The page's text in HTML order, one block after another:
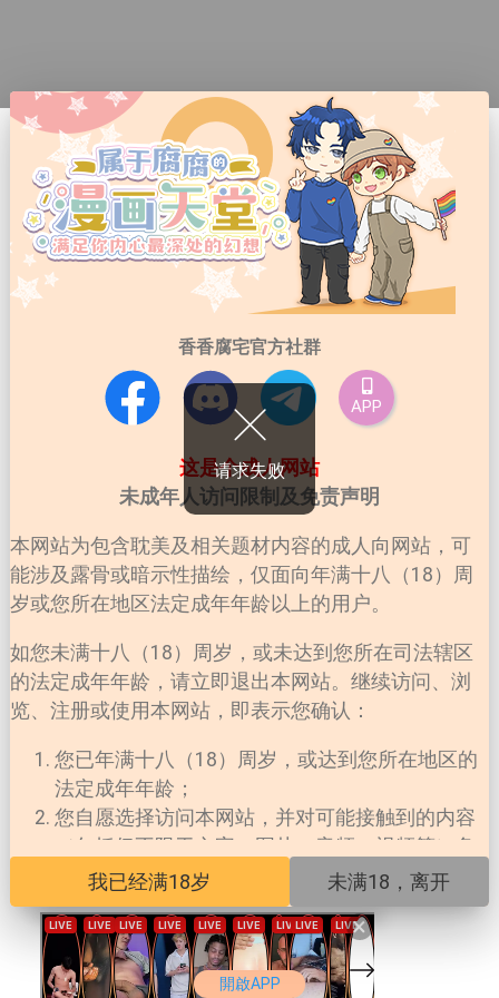
開啟APP
香香腐宅官方社群
APP
这是个成人网站
未成年人访问限制及免责声明
本网站为包含耽美及相关题材内容的成人向网站，可
能涉及露骨或暗示性描绘，仅面向年满十八（18）周
岁或您所在地区法定成年年龄以上的用户。
如您未满十八（18）周岁，或未达到您所在司法辖区
的法定成年年龄，请立即退出本网站。继续访问、浏
览、注册或使用本网站，即表示您确认：
您已年满十八（18）周岁，或达到您所在地区的
法定成年年龄；
您自愿选择访问本网站，并对可能接触到的内容
（包括但不限于文字、图片、音频、视频等）负
责；
您所在地区法律允许您访问此类内容；
本网站对未成年人擅自访问所产生的一切法律后
果不承担任何责任。
我已经满18岁 未满18，离开
×
请求失败